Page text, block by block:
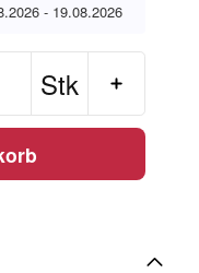
- 19.08.2026
Stk